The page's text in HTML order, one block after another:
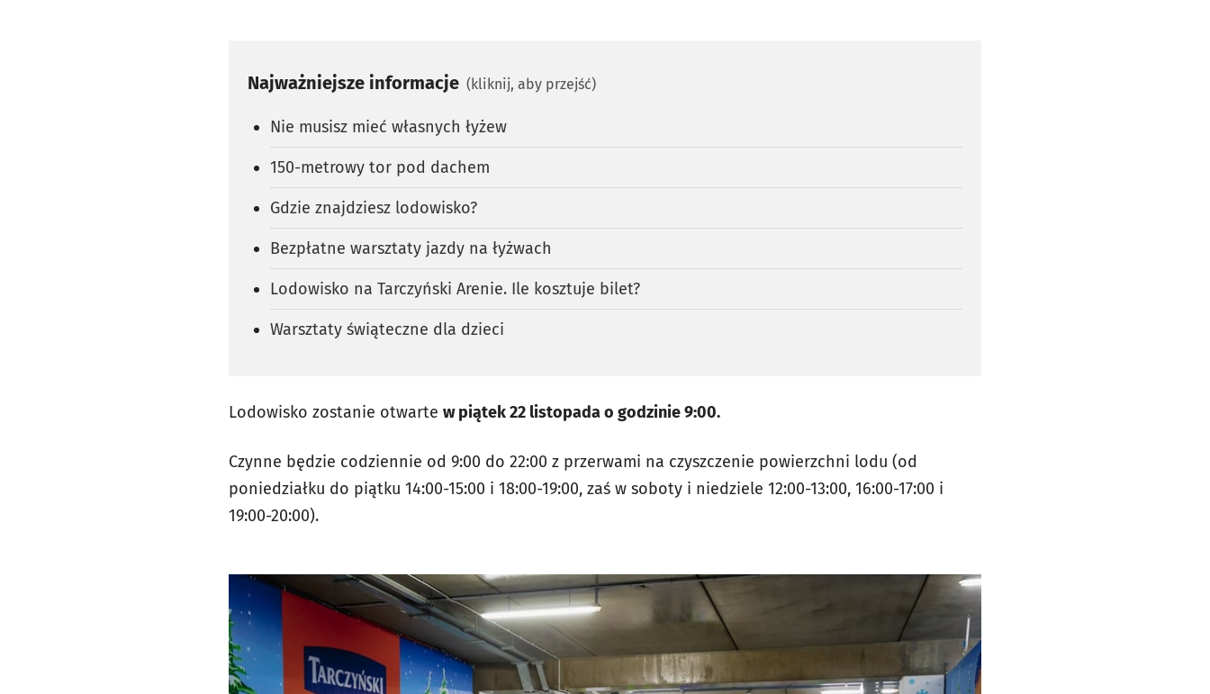
Najważniejsze informacje (kliknij, aby przejść)
Nie musisz mieć własnych łyżew
150-metrowy tor pod dachem
Gdzie znajdziesz lodowisko?
Bezpłatne warsztaty jazdy na łyżwach
Lodowisko na Tarczyński Arenie. Ile kosztuje bilet?
Warsztaty świąteczne dla dzieci
Lodowisko zostanie otwarte w piątek 22 listopada o godzinie 9:00.
Czynne będzie codziennie od 9:00 do 22:00 z przerwami na czyszczenie powierzchni lodu (od
poniedziałku do piątku 14:00-15:00 i 18:00-19:00, zaś w soboty i niedziele 12:00-13:00, 16:00-17:00 i
19:00-20:00).